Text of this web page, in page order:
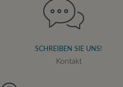
SCHREIBEN SIE UNS!
Kontakt